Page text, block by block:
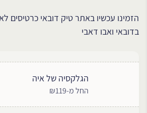
הזמינו עכשיו באתר טיק דובאי כרטיסים
בדובאי ואבו דאבי
הגלקסיה של איה
החל מ-₪119